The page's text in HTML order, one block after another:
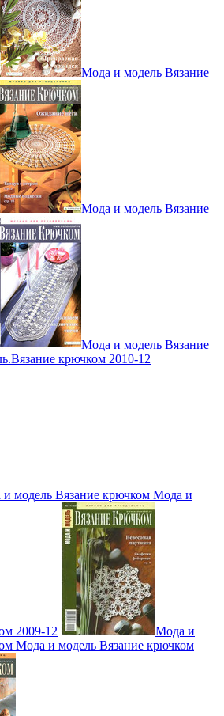
Мода и модель Вязание
Мода и модель Вязание
Мода и модель Вязание
крючком 2010-12
модель Вязание крючком Мода и
2009-12
Мода и
Мода и модель Вязание крючком